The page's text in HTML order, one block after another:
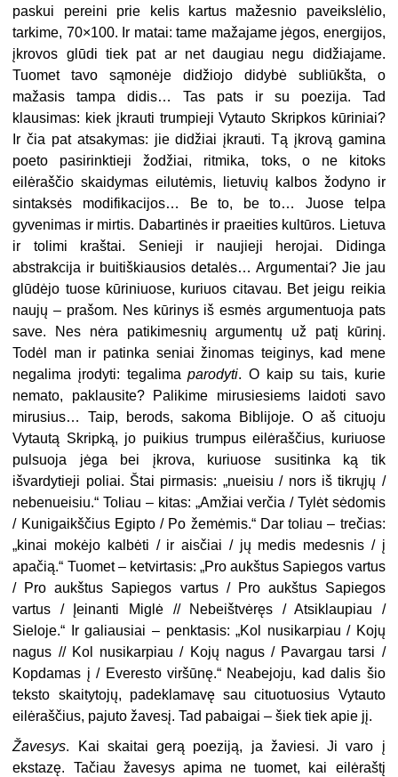
paskui pereini prie kelis kartus mažesnio paveikslėlio,
tarkime, 70×100. Ir matai: tame mažajame jėgos, energijos,
įkrovos glūdi tiek pat ar net daugiau negu didžiajame.
Tuomet tavo sąmonėje didžiojo didybė subliūkšta, o
mažasis tampa didis… Tas pats ir su poezija. Tad
klausimas: kiek įkrauti trumpieji Vytauto Skripkos kūriniai?
Ir čia pat atsakymas: jie didžiai įkrauti. Tą įkrovą gamina
poeto pasirinktieji žodžiai, ritmika, toks, o ne kitoks
eilėraščio skaidymas eilutėmis, lietuvių kalbos žodyno ir
sintaksės modifikacijos… Be to, be to… Juose telpa
gyvenimas ir mirtis. Dabartinės ir praeities kultūros. Lietuva
ir tolimi kraštai. Senieji ir naujieji herojai. Didinga
abstrakcija ir buitiškiausios detalės… Argumentai? Jie jau
glūdėjo tuose kūriniuose, kuriuos citavau. Bet jeigu reikia
naujų – prašom. Nes kūrinys iš esmės argumentuoja pats
save. Nes nėra patikimesnių argumentų už patį kūrinį.
Todėl man ir patinka seniai žinomas teiginys, kad mene
negalima įrodyti: tegalimaparodyti. O kaip su tais, kurie
nemato, paklausite? Palikime mirusiesiems laidoti savo
mirusius… Taip, berods, sakoma Biblijoje. O aš cituoju
Vytautą Skripką, jo puikius trumpus eilėraščius, kuriuose
pulsuoja jėga bei įkrova, kuriuose susitinka ką tik
išvardytieji poliai. Štai pirmasis: „nueisiu / nors iš tikrųjų /
nebenueisiu.“ Toliau – kitas: „Amžiai verčia / Tylėt sėdomis
/ Kunigaikščius Egipto / Po žemėmis.“ Dar toliau – trečias:
„kinai mokėjo kalbėti / ir aisčiai / jų medis medesnis / į
apačią.“ Tuomet – ketvirtasis: „Pro aukštus Sapiegos vartus
/ Pro aukštus Sapiegos vartus / Pro aukštus Sapiegos
vartus / Įeinanti Miglė // Nebeištvėręs / Atsiklaupiau /
Sieloje.“ Ir galiausiai – penktasis: „Kol nusikarpiau / Kojų
nagus // Kol nusikarpiau / Kojų nagus / Pavargau tarsi /
Kopdamas į / Everesto viršūnę.“ Neabejoju, kad dalis šio
teksto skaitytojų, padeklamavę sau cituotuosius Vytauto
eilėraščius, pajuto žavesį. Tad pabaigai – šiek tiek apie jį.
Žavesys. Kai skaitai gerą poeziją, ja žaviesi. Ji varo į
ekstazę. Tačiau žavesys apima ne tuomet, kai eilėraštį